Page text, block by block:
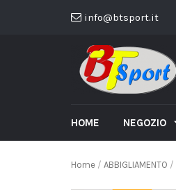
info@btsport.it
HOME NEGOZIO
Home / ABBIGLIAMENTO /